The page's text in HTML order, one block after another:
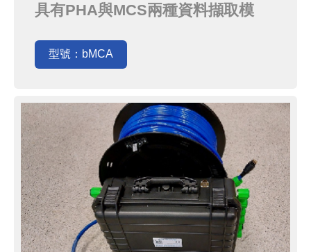
具有PHA與MCS兩種資料擷取模
爍偵測器，例如NaI(Tl), LaBr3 (Ce),
LaCl3(Ce), CeBr3, 等。以USB為介
型號：bMCA